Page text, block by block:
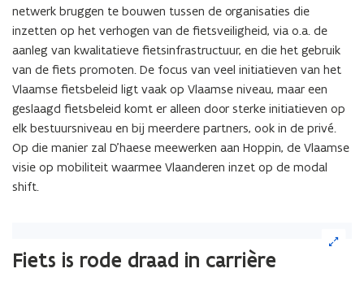
de
netwerk bruggen te bouwen tussen de organisaties die
inzetten op het verhogen van de fietsveiligheid, via o.a. de
aanleg van kwalitatieve fietsinfrastructuur, en die het gebruik
van de fiets promoten. De focus van veel initiatieven van het
Vlaamse fietsbeleid ligt vaak op Vlaamse niveau, maar een
geslaagd fietsbeleid komt er alleen door sterke initiatieven op
elk bestuursniveau en bij meerdere partners, ook in de privé.
Op die manier zal D’haese meewerken aan Hoppin, de Vlaamse
visie op mobiliteit waarmee Vlaanderen inzet op de modal
shift.
Fiets is rode draad in carrière